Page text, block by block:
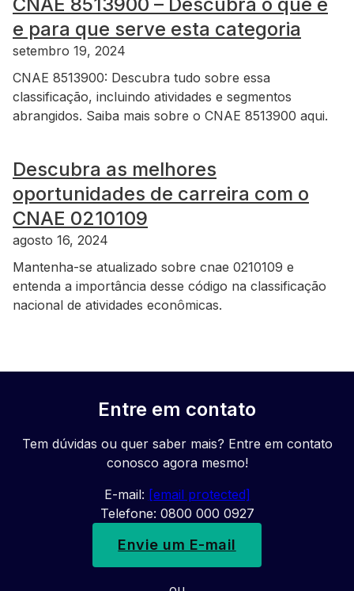
e para que serve esta categoria
setembro 19, 2024
CNAE 8513900: Descubra tudo sobre essa
classificação, incluindo atividades e segmentos
abrangidos. Saiba mais sobre o CNAE 8513900 aqui.
Descubra as melhores
oportunidades de carreira com o
CNAE 0210109
agosto 16, 2024
Mantenha-se atualizado sobre cnae 0210109 e
entenda a importância desse código na classificação
nacional de atividades econômicas.
Entre em contato
Tem dúvidas ou quer saber mais? Entre em contato
conosco agora mesmo!
E-mail: [email protected]
Telefone: 0800 000 0927
Envie um E-mail